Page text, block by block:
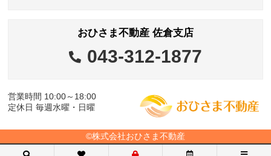
おひさま不動産 佐倉支店
043-312-1877
営業時間 10:00～18:00
定休日 毎週水曜・日曜
©株式会社おひさま不動産